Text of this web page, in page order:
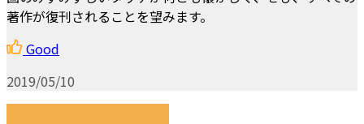
著作が復刊されることを望みます。
Good
2019/05/10